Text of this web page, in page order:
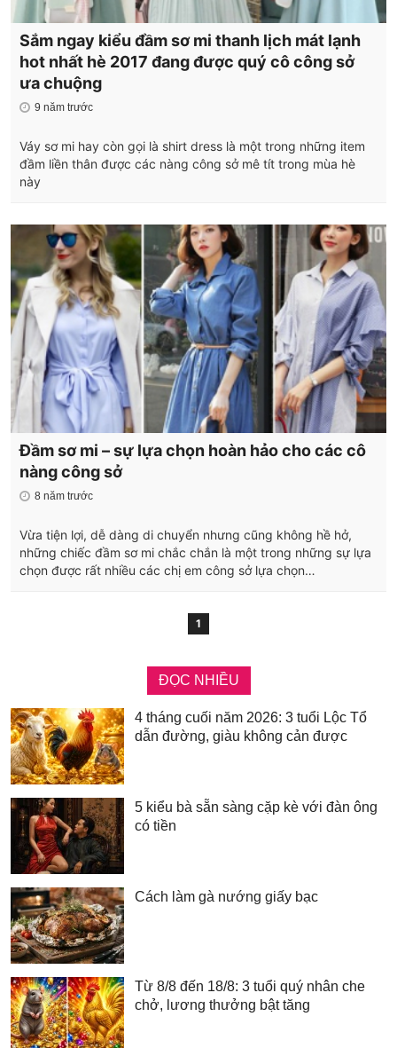
Sắm ngay kiểu đầm sơ mi thanh lịch mát lạnh
hot nhất hè 2017 đang được quý cô công sở
ưa chuộng
9 năm trước
Váy sơ mi hay còn gọi là shirt dress là một trong những item
đầm liền thân được các nàng công sở mê tít trong mùa hè
này
Đầm sơ mi – sự lựa chọn hoàn hảo cho các cô
nàng công sở
8 năm trước
Vừa tiện lợi, dễ dàng di chuyển nhưng cũng không hề hở,
những chiếc đầm sơ mi chắc chắn là một trong những sự lựa
chọn được rất nhiều các chị em công sở lựa chọn…
1
ĐỌC NHIỀU
4 tháng cuối năm 2026: 3 tuổi Lộc Tổ
dẫn đường, giàu không cản được
5 kiểu bà sẵn sàng cặp kè với đàn ông
có tiền
Cách làm gà nướng giấy bạc
Từ 8/8 đến 18/8: 3 tuổi quý nhân che
chở, lương thưởng bật tăng